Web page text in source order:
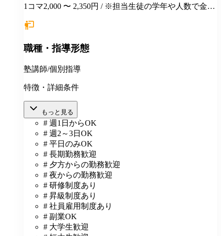
1コマ2,000 〜 2,350円 / ※担当生徒の学年や人数で金額
職種・指導形態
塾講師/個別指導
特徴・詳細条件
もっと見る
# 週1日からOK
# 週2～3日OK
# 平日のみOK
# 長期勤務歓迎
# 夕方からの勤務歓迎
# 夜からの勤務歓迎
# 研修制度あり
# 昇級制度あり
# 社員雇用制度あり
# 副業OK
# 大学生歓迎